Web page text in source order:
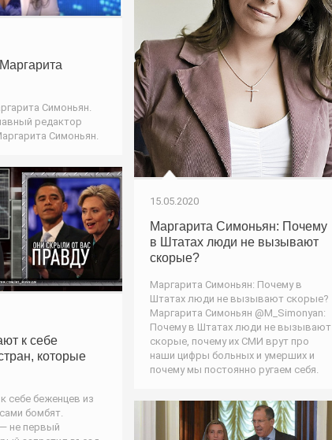
Симоньян.
редактор
Симоньян.
15.05.2020
Маргарита Симоньян: Почему
в Штатах люди не вызывают
скорые?
Маргарита Симоньян: Почему в
Штатах люди не вызывают скорые?
Маргарита Симоньян @M_Simonyan:
Почему в Штатах люди не вызывают
скорые, почему их СМИ врут про
наши цифры больных и умерших и
почему мы постоянно ругаем себя.
к себе
которые
себе беженцев из
бомбят.
не первый